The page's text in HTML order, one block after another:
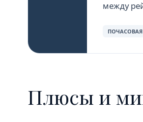
между
ПОЧАСОВАЯ
Плюсы и